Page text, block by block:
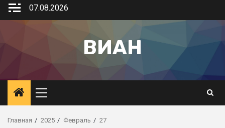
07.08.2026
ВИАН
Главная 2025 Февраль 27